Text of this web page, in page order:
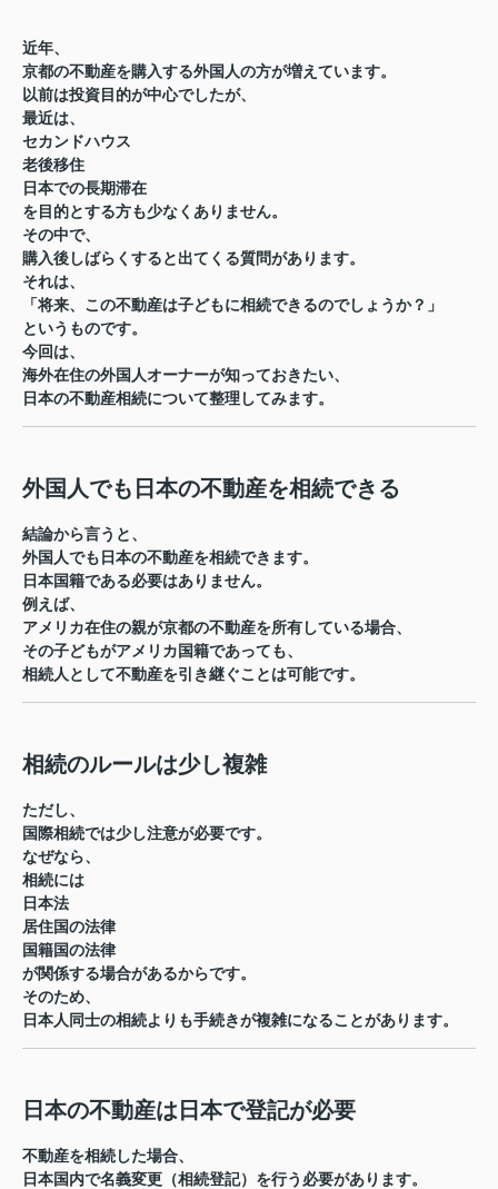
近年、
京都の不動産を購入する外国人の方が増えています。
以前は投資目的が中心でしたが、
最近は、
セカンドハウス
老後移住
日本での長期滞在
を目的とする方も少なくありません。
その中で、
購入後しばらくすると出てくる質問があります。
それは、
「将来、この不動産は子どもに相続できるのでしょうか？」
というものです。
今回は、
海外在住の外国人オーナーが知っておきたい、
日本の不動産相続について整理してみます。
外国人でも日本の不動産を相続できる
結論から言うと、
外国人でも日本の不動産を相続できます。
日本国籍である必要はありません。
例えば、
アメリカ在住の親が京都の不動産を所有している場合、
その子どもがアメリカ国籍であっても、
相続人として不動産を引き継ぐことは可能です。
相続のルールは少し複雑
ただし、
国際相続では少し注意が必要です。
なぜなら、
相続には
日本法
居住国の法律
国籍国の法律
が関係する場合があるからです。
そのため、
日本人同士の相続よりも手続きが複雑になることがあります。
日本の不動産は日本で登記が必要
不動産を相続した場合、
日本国内で名義変更（相続登記）を行う必要があります。